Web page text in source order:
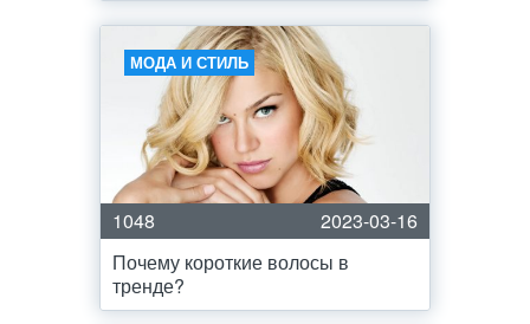
МОДА И СТИЛЬ
1048
2023-03-16
Почему короткие волосы в
тренде?